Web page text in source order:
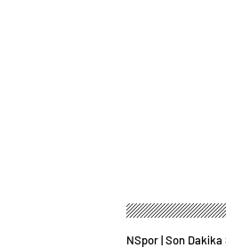
NSpor | Son